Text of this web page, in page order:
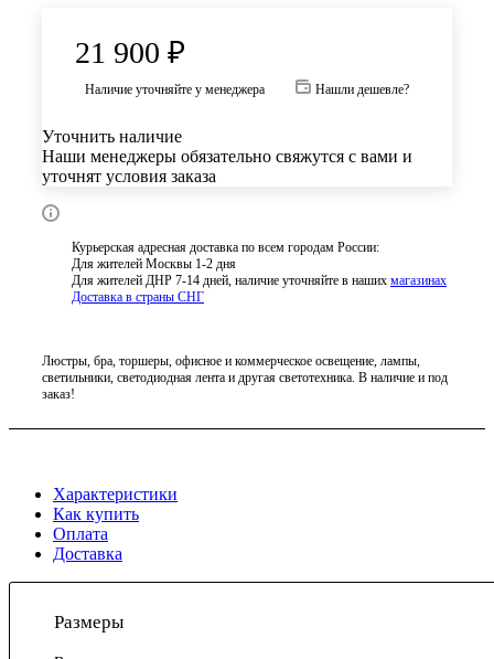
21 900 ₽
Наличие уточняйте у менеджера Нашли дешевле?
Уточнить наличие
Наши менеджеры обязательно свяжутся с вами и
уточнят условия заказа
Курьерская адресная доставка по всем городам России:
Для жителей Москвы 1-2 дня
Для жителей ДНР 7-14 дней, наличие уточняйте в наших магазинах
Доставка в страны СНГ
Люстры, бра, торшеры, офисное и коммерческое освещение, лампы,
светильники, светодиодная лента и другая светотехника. В наличие и под
заказ!
Характеристики
Как купить
Оплата
Доставка
Размеры